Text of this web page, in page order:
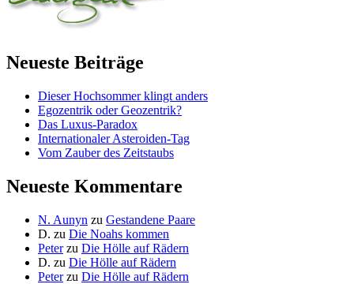
Neueste Beiträge
Dieser Hochsommer klingt anders
Egozentrik oder Geozentrik?
Das Luxus-Paradox
Internationaler Asteroiden-Tag
Vom Zauber des Zeitstaubs
Neueste Kommentare
N. Aunyn zu Gestandene Paare
D. zu Die Noahs kommen
Peterzu Die Hölle auf Rädern
D. zu Die Hölle auf Rädern
Peterzu Die Hölle auf Rädern